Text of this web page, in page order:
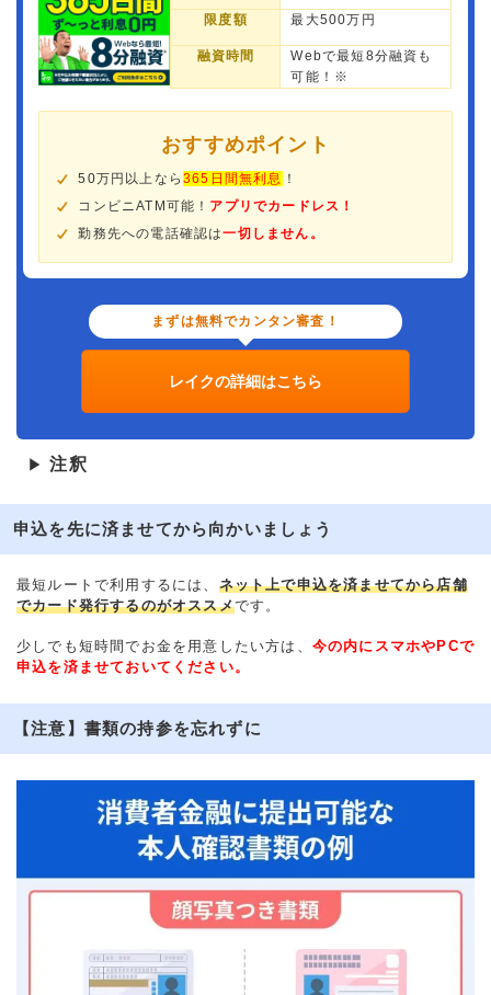
限度額 最大500万円
融資時間
Webで最短8分融資も
可能！※
おすすめポイント
50万円以上なら365日間無利息 ！
コンビニATM可能！ アプリでカードレス！
勤務先への電話確認は一切しません。
まずは無料でカンタン審査！
レイクの詳細はこちら
▶ 注釈
申込を先に済ませてから向かいましょう
最短ルートで利用するには、 ネット上で申込を済ませてから店舗
でカード発行するのがオススメです。
少しでも短時間でお金を用意したい方は、 今の内にスマホやPCで
申込を済ませておいてください。
【注意】書類の持参を忘れずに